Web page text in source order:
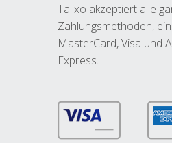
Talixo akzeptiert alle
Zahlungsmethoden,
MasterCard, Visa und
Express.